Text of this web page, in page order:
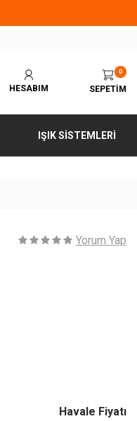
HESABIM
0
SEPETIM
IŞIK SISTEMLERI
Yorum Yap
Havale Fiyatı